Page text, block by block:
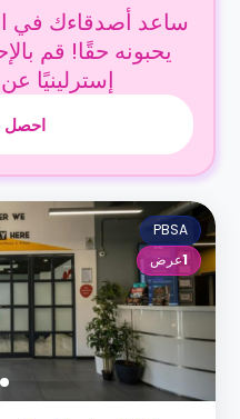
ساعد أصدقاءك في
إسترلينيًا
احصل
PBSA
1عرض